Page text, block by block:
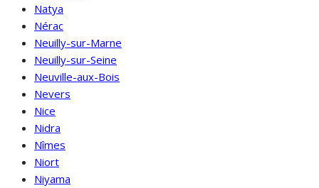
Natya
Nérac
Neuilly-sur-Marne
Neuilly-sur-Seine
Neuville-aux-Bois
Nevers
Nice
Nidra
Nîmes
Niort
Niyama